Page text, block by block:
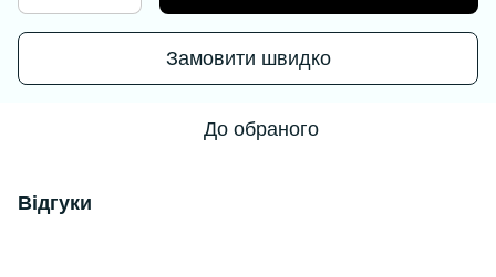
Замовити швидко
До обраного
Відгуки